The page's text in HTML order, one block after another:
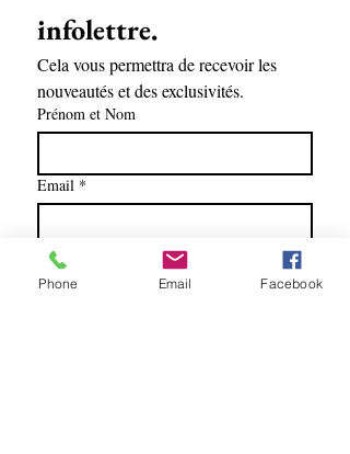
infolettre.
Cela vous permettra de recevoir les
nouveautés et des exclusivités.
Prénom et Nom
Email *
Soumettre
Phone Email Facebook